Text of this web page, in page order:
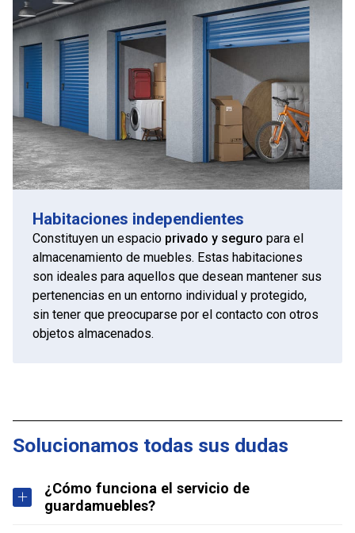
Habitaciones independientes
Constituyen un espacio privado y seguro para el
almacenamiento de muebles. Estas habitaciones
son ideales para aquellos que desean mantener sus
pertenencias en un entorno individual y protegido,
sin tener que preocuparse por el contacto con otros
objetos almacenados.
Solucionamos todas sus dudas
¿Cómo funciona el servicio de
guardamuebles?